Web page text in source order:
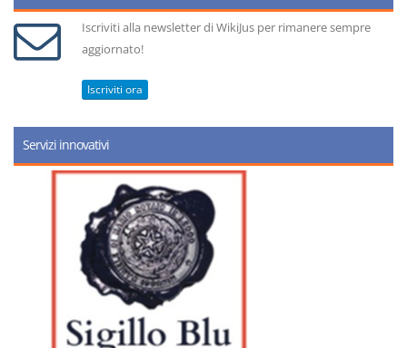
Iscriviti alla newsletter di WikiJus per rimanere sempre
aggiornato!
Iscriviti ora
Servizi innovativi